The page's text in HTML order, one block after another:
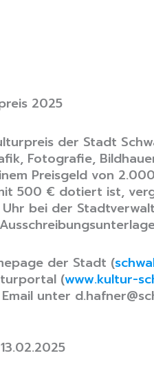
2025
der Stadt
Fotografie,
Preisgeld von
500 € dotiert ist,
bei der
der Stadt (
(www.kultur-
unter